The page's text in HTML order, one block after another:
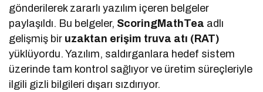
gönderilerek zararlı yazılım içeren belgeler
paylaşıldı. Bu belgeler, ScoringMathTea adlı
gelişmiş bir uzaktan erişim truva atı (RAT)
yüklüyordu. Yazılım, saldırganlara hedef sistem
üzerinde tam kontrol sağlıyor ve üretim süreçleriyle
ilgili gizli bilgileri dışarı sızdırıyor.